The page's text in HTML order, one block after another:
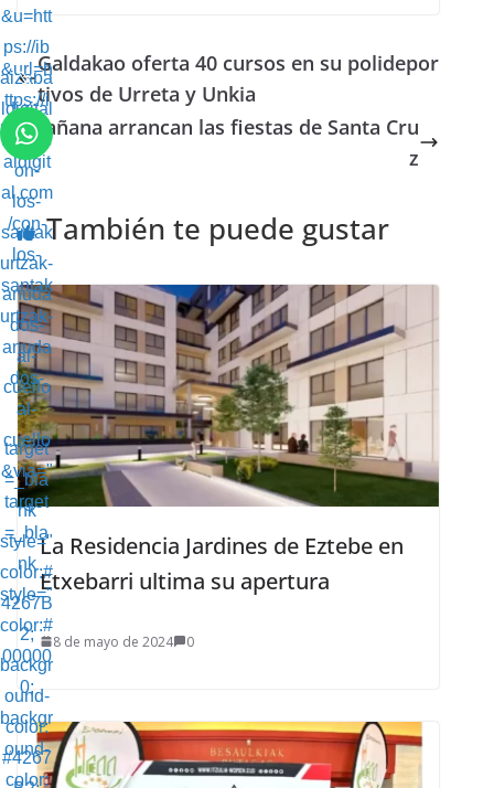
&u=htt
ps://ib
aizaba
ldigital
.com/c
on-
los-
santak
urtzak-
anuda
dos-
al-
cuello
"
target
=_bla
nk
style="
color:#
4267B
2;
backgr
ound-
color:
#4267
&url=h
ttps://i
baizab
aldigit
al.com
/con-
los-
santak
urtzak-
anuda
dos-
al-
cuello
&via="
target
=_bla
nk
style="
color:#
00000
0;
backgr
ound-
color:
Galdakao oferta 40 cursos en su polidepor
tivos de Urreta y Unkia
Mañana arrancan las fiestas de Santa Cru
z
También te puede gustar
La Residencia Jardines de Eztebe en
Etxebarri ultima su apertura
8 de mayo de 2024 0